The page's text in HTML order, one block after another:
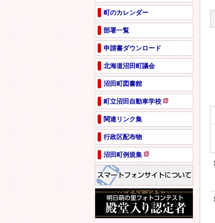
ジ
開
ま
町のカレンダー
部署一覧
申請書ダウンロード
北海道沼田町議会
沼田町図書館
町立沼田自動車学校
新
ペ
ジ
開
き
ま
す
関連リンク集
行政区配布物
沼田町例規集
新
規
ー
ジ
で
開